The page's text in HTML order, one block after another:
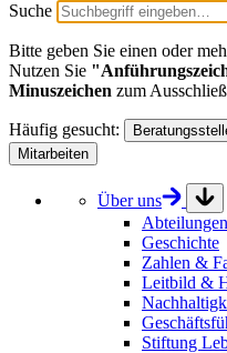
Suche
Bitte geben Sie einen oder
Nutzen Sie
Minuszeichen zum
Häufig gesucht:
Mitarbeiten
Über uns
Abteilungen
Geschichte
Zahlen &
Leitbild &
Stiftung